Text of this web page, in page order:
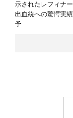
示されたレフィナ
出血統への驚愕実
予